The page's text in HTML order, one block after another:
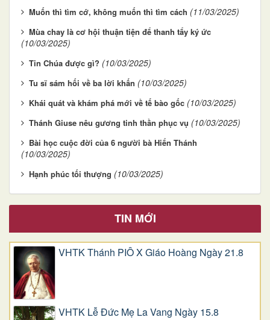
Muốn thì tìm cớ, không muốn thì tìm cách (11/03/2025)
Mùa chay là cơ hội thuận tiện để thanh tẩy ký ức
(10/03/2025)
Tin Chúa được gì? (10/03/2025)
Tu sĩ sám hối về ba lời khấn (10/03/2025)
Khái quát và khám phá mới về tế bào gốc (10/03/2025)
Thánh Giuse nêu gương tinh thần phục vụ (10/03/2025)
Bài học cuộc đời của 6 người bà Hiển Thánh
(10/03/2025)
Hạnh phúc tối thượng (10/03/2025)
TIN MỚI
VHTK Thánh PIÔ X Giáo Hoàng Ngày 21.8
VHTK Lễ Đức Mẹ La Vang Ngày 15.8